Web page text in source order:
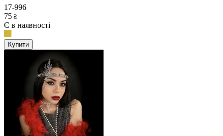
17-996
75 ₴
Є в наявності
Купити